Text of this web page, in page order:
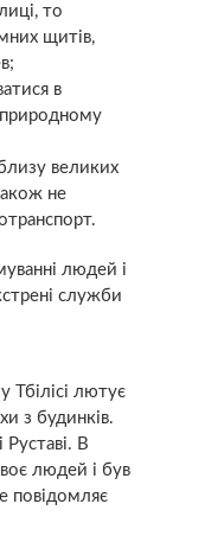
то
щитів,
в
великих
не
людей і
служби
Тбілісі лютує
з будинків.
Руставі. В
людей і був
повідомляє